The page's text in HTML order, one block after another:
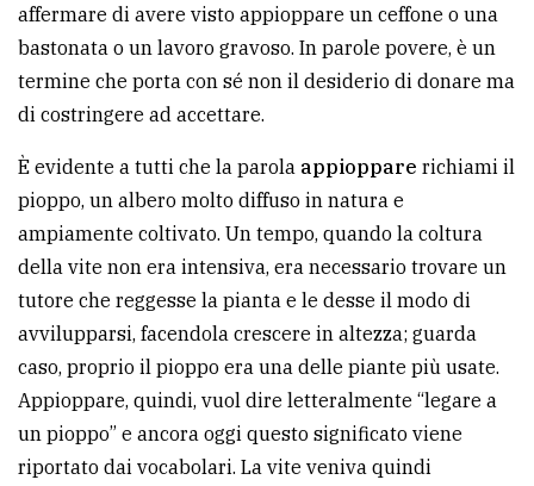
comune
LE
ALTRE
TESTATE
PRIVACY
Privacy
affermare di avere visto appioppare un ceffone o una
bastonata o un lavoro gravoso. In parole povere, è un
termine che porta con sé non il desiderio di donare ma
di costringere ad accettare.
È evidente a tutti che la parola appioppare richiami il
pioppo, un albero molto diffuso in natura e
ampiamente coltivato. Un tempo, quando la coltura
della vite non era intensiva, era necessario trovare un
tutore che reggesse la pianta e le desse il modo di
avvilupparsi, facendola crescere in altezza; guarda
caso, proprio il pioppo era una delle piante più usate.
Appioppare, quindi, vuol dire letteralmente “legare a
un pioppo” e ancora oggi questo significato viene
riportato dai vocabolari. La vite veniva quindi